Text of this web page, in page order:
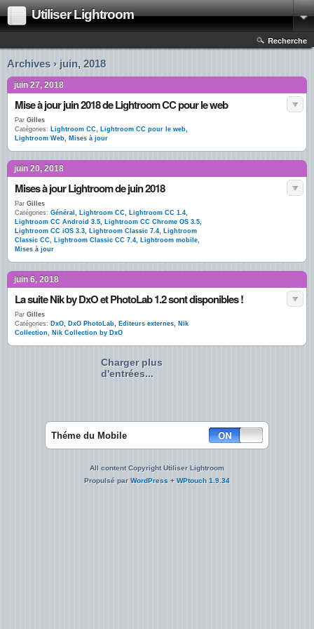
Utiliser Lightroom
Recherche
Archives › juin, 2018
juin 27, 2018
Mise à jour juin 2018 de Lightroom CC pour le web
Par Gilles
Catégories: Lightroom CC, Lightroom CC pour le web,
Lightroom Web, Mises à jour
juin 20, 2018
Mises à jour Lightroom de juin 2018
Par Gilles
Catégories: Général , Lightroom CC, Lightroom CC 1.4,
Lightroom CC Android 3.5, Lightroom CC Chrome OS 3.5,
Lightroom CC iOS 3.3, Lightroom Classic 7.4, Lightroom
Classic CC, Lightroom Classic CC 7.4, Lightroom mobile,
Mises à jour
juin 6, 2018
La suite Nik by DxO et PhotoLab 1.2 sont disponibles !
Par Gilles
Catégories: DxO, DxO PhotoLab, Editeurs externes, Nik
Collection, Nik Collection by DxO
Charger plus
d'entrées...
Théme du Mobile
All content Copyright Utiliser Lightroom
Propulsé parWordPress + WPtouch 1.9.34